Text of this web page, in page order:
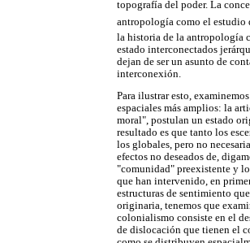
topografía del poder. La
antropología como el estudio
la historia de la antropología
estado interconectados
dejan de ser un asunto de
interconexión.
Para ilustrar esto,
espaciales más amplios: la
moral", postulan un estado
resultado es que tanto los
los globales, pero no
efectos no deseados de,
"comunidad" preexistente y
que han intervenido, en
estructuras de sentimiento
originaria, tenemos que
colonialismo consiste en el
de dislocación que tienen el